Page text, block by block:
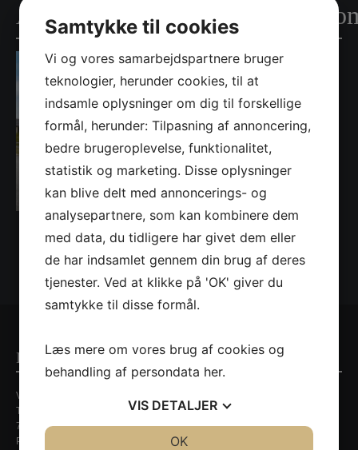
Kontaktinformationer
Villa Nordic
Tirsbækvej 13A
7120 Vejle Ø
Persondatapolitik
Samtykke til cookies
Vi og vores samarbejdspartnere bruger
teknologier, herunder cookies, til at
indsamle oplysninger om dig til forskellige
formål, herunder: Tilpasning af annoncering,
bedre brugeroplevelse, funktionalitet,
statistik og marketing. Disse oplysninger
kan blive delt med annoncerings- og
analysepartnere, som kan kombinere dem
med data, du tidligere har givet dem eller
de har indsamlet gennem din brug af deres
tjenester. Ved at klikke på 'OK' giver du
samtykke til disse formål.
Læs mere om vores brug af cookies og
behandling af persondata her.
VIS DETALJER
OK